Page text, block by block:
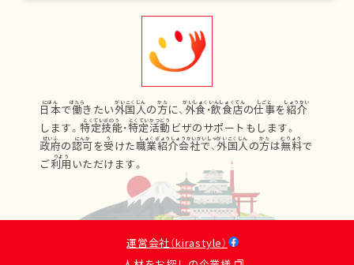
日本で働きたい外国人の方に、 外食 ・飲食店の仕事を紹介
します。特定技能・特定活動 ビザのサポートもします。
政府の認可を受けた職業紹介会社で、 外国人の方は無料で
ご利用 いただけます。
運営会社（kirastyle）